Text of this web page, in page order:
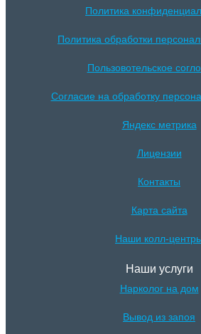
Политика
Политика обработки
Пользовотельское
Согласие на обработку
Яндекс метрика
Лицензии
Контакты
Карта сайта
Наши колл-
Наши услуги
Нарколог на дом
Вывод из запоя